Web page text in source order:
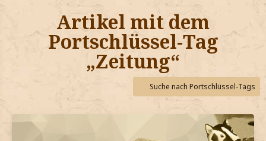
Hogwarts
Zauberwelt
Willkommen
Jetzt Fanclub-Mitglied werden!
Artikel mit dem
Portschlüssel-Tag
„Zeitung“
Suche nach Portschlüssel-Tags